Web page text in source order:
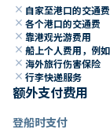
close 自家至港口的交通费
close 各个港口的交通费
close 靠港观光游费用
close 船上个人费用，例
close 海外旅行伤害保险
close 行李快递服务
额外支付费用
登船时支付